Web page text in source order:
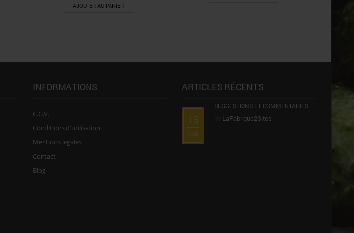
AJOUTER AU PANIER
INFORMATIONS
C.G.V.
Conditions d'utilisation
Mentions légales
Contact
Blog
ARTICLES RÉCENTS
15
MAI
SUGGESTIONS ET COMMENTAIRES
LaFabrique2Sites